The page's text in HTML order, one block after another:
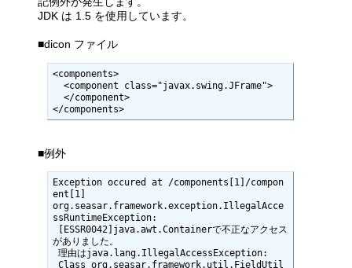
JDK は 1.5 を使用しています。
■dicon ファイル
<components>
</components>
■例外
Exception occured at /components[1]/compon
ent[1]
org.seasar.framework.exception.IllegalAcce
ssRuntimeException:
がありました。